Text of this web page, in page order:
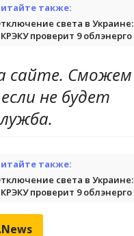
также:
света в Украине:
проверит 9 облэнерго
сайте. Сможем
не будет
также:
света в Украине:
проверит 9 облэнерго